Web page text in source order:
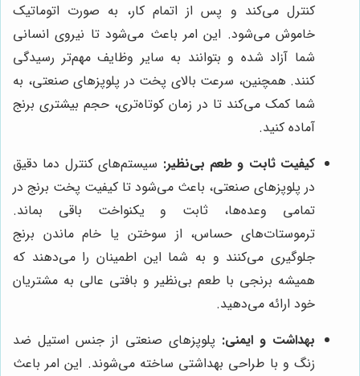
کنترل می‌کند و پس از اتمام کار، به صورت اتوماتیک
خاموش می‌شود. این امر باعث می‌شود تا نیروی انسانی
شما آزاد شده و بتوانند به سایر وظایف مهم‌تر رسیدگی
کنند. همچنین، سرعت بالای پخت در پلوپزهای صنعتی، به
شما کمک می‌کند تا در زمان کوتاه‌تری، حجم بیشتری برنج
آماده کنید.
کیفیت ثابت و طعم بی‌نظیر: سیستم‌های کنترل دما دقیق
در پلوپزهای صنعتی، باعث می‌شود تا کیفیت پخت برنج در
تمامی وعده‌ها، ثابت و یکنواخت باقی بماند.
ترموستات‌های حساس، از سوختن یا خام ماندن برنج
جلوگیری می‌کنند و به شما این اطمینان را می‌دهند که
همیشه برنجی با طعم بی‌نظیر و بافتی عالی به مشتریان
خود ارائه می‌دهید.
بهداشت و ایمنی: پلوپزهای صنعتی از جنس استیل ضد
زنگ و با طراحی بهداشتی ساخته می‌شوند. این امر باعث